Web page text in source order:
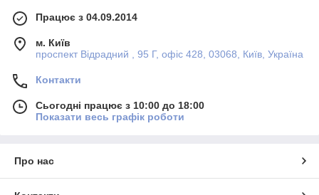
Працює з 04.09.2014
м. Київ
проспект Відрадний , 95 Г, офіс 428, 03068, Київ, Україна
Контакти
Сьогодні працює з 10:00 до 18:00
Показати весь графік роботи
Про нас